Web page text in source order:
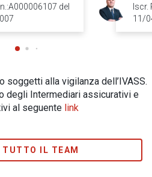
n.:A000006107 del
Iscr.
11/
soggetti alla vigilanza dell’IVASS.
degli Intermediari assicurativi e
al seguente link
TUTTO IL TEAM